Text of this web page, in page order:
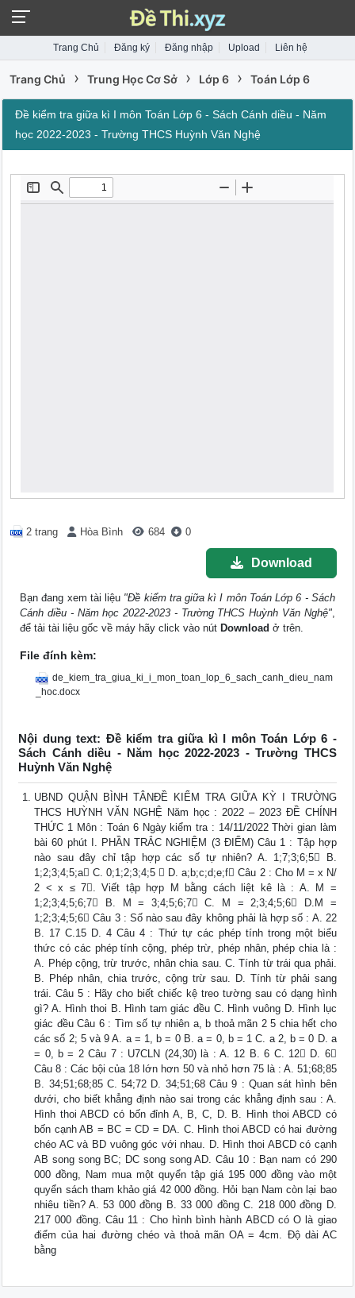
Trang Chủ Đăng ký Đăng nhập Upload Liên hệ
Trang Chủ › Trung Học Cơ Sở › Lớp 6 › Toán Lớp 6
Đề kiểm tra giữa kì I môn Toán Lớp 6 - Sách Cánh diều - Năm
học 2022-2023 - Trường THCS Huỳnh Văn Nghệ
2 trang Hòa Bình 684 0
Download
Bạn đang xem tài liệu "Đề kiểm tra giữa kì I môn Toán Lớp 6 - Sách
Cánh diều - Năm học 2022-2023 - Trường THCS Huỳnh Văn Nghệ",
để tải tài liệu gốc về máy hãy click vào nút Download ở trên.
File đính kèm:
de_kiem_tra_giua_ki_i_mon_toan_lop_6_sach_canh_dieu_nam
_hoc.docx
Nội dung text: Đề kiểm tra giữa kì I môn Toán Lớp 6 -
Sách Cánh diều - Năm học 2022-2023 - Trường THCS
Huỳnh Văn Nghệ
UBND QUẬN BÌNH TÂNĐỀ KIỂM TRA GIỮA KỲ I TRƯỜNG
THCS HUỲNH VĂN NGHỆ Năm học : 2022 – 2023 ĐỀ CHÍNH
THỨC 1 Môn : Toán 6 Ngày kiểm tra : 14/11/2022 Thời gian làm
bài 60 phút I. PHẦN TRẮC NGHIỆM (3 ĐIỂM) Câu 1 : Tập hợp
nào sau đây chỉ tập hợp các số tự nhiên? A. 1;7;3;6;5 B.
1;2;3;4;5;a C. 0;1;2;3;4;5  D. a;b;c;d;e;f Câu 2 : Cho M = x N/
2 < x ≤ 7. Viết tập hợp M bằng cách liệt kê là : A. M =
1;2;3;4;5;6;7 B. M = 3;4;5;6;7 C. M = 2;3;4;5;6 D.M =
1;2;3;4;5;6 Câu 3 : Số nào sau đây không phải là hợp số : A. 22
B. 17 C.15 D. 4 Câu 4 : Thứ tự các phép tính trong một biểu
thức có các phép tính cộng, phép trừ, phép nhân, phép chia là :
A. Phép cộng, trừ trước, nhân chia sau. C. Tính từ trái qua phải.
B. Phép nhân, chia trước, cộng trừ sau. D. Tính từ phải sang
trái. Câu 5 : Hãy cho biết chiếc kệ treo tường sau có dạng hình
gì? A. Hình thoi B. Hình tam giác đều C. Hình vuông D. Hình lục
giác đều Câu 6 : Tìm số tự nhiên a, b thoả mãn 2 5 chia hết cho
các số 2; 5 và 9 A. a = 1, b = 0 B. a = 0, b = 1 C. a 2, b = 0 D. a
= 0, b = 2 Câu 7 : U7CLN (24,30) là : A. 12 B. 6 C. 12 D. 6
Câu 8 : Các bội của 18 lớn hơn 50 và nhỏ hơn 75 là : A. 51;68;85
B. 34;51;68;85 C. 54;72 D. 34;51;68 Câu 9 : Quan sát hình bên
dưới, cho biết khẳng định nào sai trong các khẳng định sau : A.
Hình thoi ABCD có bốn đỉnh A, B, C, D. B. Hình thoi ABCD có
bốn cạnh AB = BC = CD = DA. C. Hình thoi ABCD có hai đường
chéo AC và BD vuông góc với nhau. D. Hình thoi ABCD có cạnh
AB song song BC; DC song song AD. Câu 10 : Bạn nam có 290
000 đồng, Nam mua một quyển tập giá 195 000 đồng vào một
quyển sách tham khảo giá 42 000 đồng. Hỏi bạn Nam còn lại bao
nhiêu tiền? A. 53 000 đồng B. 33 000 đồng C. 218 000 đồng D.
217 000 đồng. Câu 11 : Cho hình bình hành ABCD có O là giao
điểm của hai đường chéo và thoả mãn OA = 4cm. Độ dài AC
bằng